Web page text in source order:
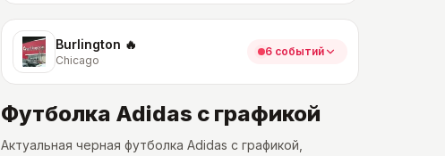
Burlington 🔥
Chicago
6 событий
Футболка Adidas с графикой
Актуальная черная футболка Adidas с графикой,